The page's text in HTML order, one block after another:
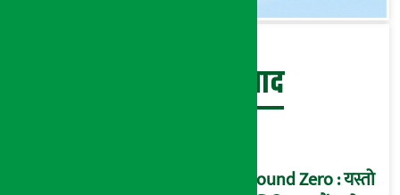
बेथिति मुर्दाबाद
Ground Zero : यस्तो